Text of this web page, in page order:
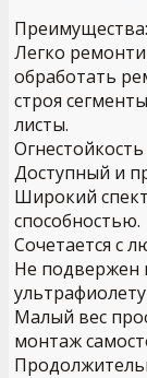
Преимущества:
Легко
обработать
строя
листы.
Доступный и
Широкий
способностью.
Сочетается с
Не подвержен
Малый вес
монтаж